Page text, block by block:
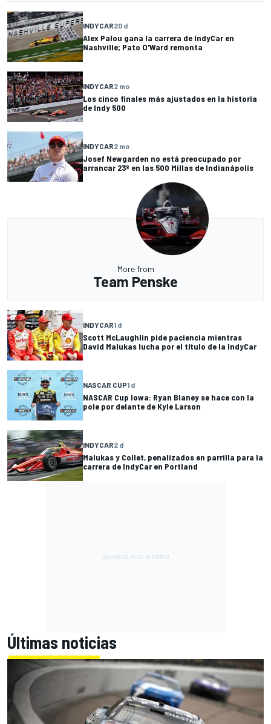
INDYCAR20 d
Alex Palou gana la carrera de IndyCar en
Nashville; Pato O'Ward remonta
INDYCAR2 mo
Los cinco finales más ajustados en la historia
de Indy 500
INDYCAR2 mo
Josef Newgarden no está preocupado por
arrancar 23º en las 500 Millas de Indianápolis
More from
Team Penske
INDYCAR1 d
Scott McLaughlin pide paciencia mientras
David Malukas lucha por el título de la IndyCar
NASCAR CUP1 d
NASCAR Cup Iowa: Ryan Blaney se hace con la
pole por delante de Kyle Larson
INDYCAR2 d
Malukas y Collet, penalizados en parrilla para la
carrera de IndyCar en Portland
Últimas noticias